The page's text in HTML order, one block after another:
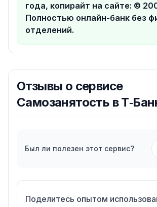
года, копирайт на сайте: ©
Полностью онлайн-банк без
отделений.
Отзывы о сервисе
Самозанятость в
Был ли полезен этот сервис?
Поделитесь опытом